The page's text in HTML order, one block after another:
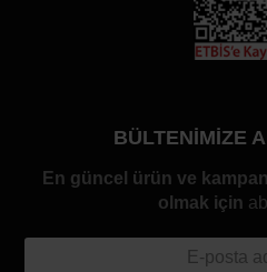
BÜLTENİMİZE
En güncel ürün ve
olmak için